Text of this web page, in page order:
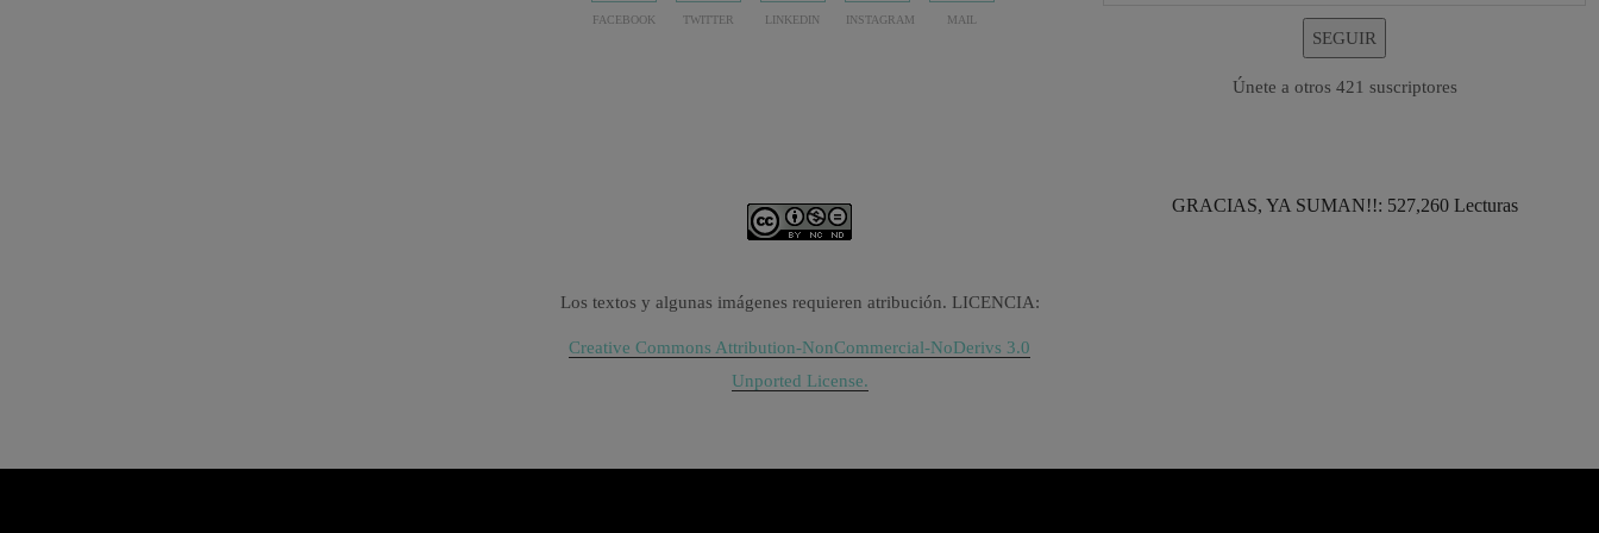
FACEBOOK TWITTER LINKEDIN INSTAGRAM MAIL
Los textos y algunas imágenes requieren atribución. LICENCIA:
Creative Commons Attribution-NonCommercial-NoDerivs 3.0
Unported License.
SEGUIR
Únete a otros 421 suscriptores
GRACIAS, YA SUMAN!!: 527,260 Lecturas